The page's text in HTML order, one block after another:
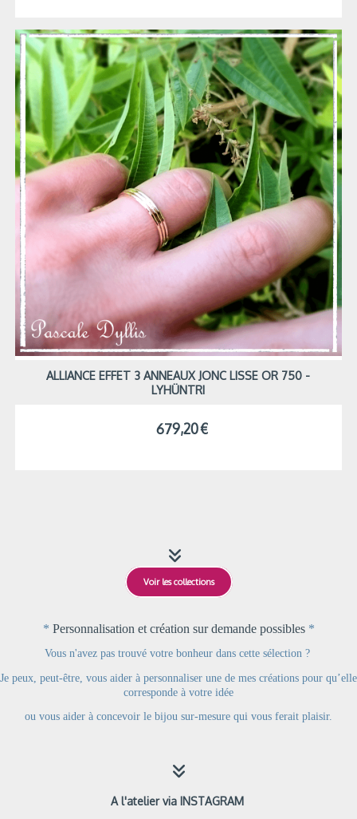
ALLIANCE EFFET 3 ANNEAUX JONC LISSE OR 750 -
LYHÜNTRI
679,20€

Voir les collections
* Personnalisation et création sur demande possibles *
Vous n'avez pas trouvé votre bonheur dans cette sélection ?
Je peux, peut-être, vous aider à personnaliser une de mes créations pour qu’elle
corresponde à votre idée
ou vous aider à concevoir le bijou sur-mesure qui vous ferait plaisir.

A l'atelier via INSTAGRAM